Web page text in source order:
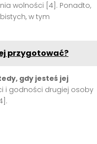
wolności [4]. Ponadto,
w tym
przygotować?
gdy jesteś jej
i godności drugiej osoby